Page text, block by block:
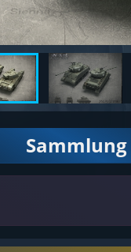
Sammlung